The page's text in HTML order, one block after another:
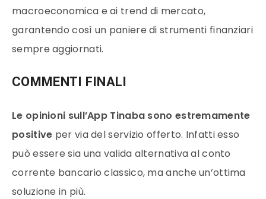
macroeconomica e ai trend di mercato,
garantendo così un paniere di strumenti finanziari
sempre aggiornati.
COMMENTI FINALI
Le opinioni sull’App Tinaba sono estremamente
positive per via del servizio offerto. Infatti esso
può essere sia una valida alternativa al conto
corrente bancario classico, ma anche un’ottima
soluzione in più.